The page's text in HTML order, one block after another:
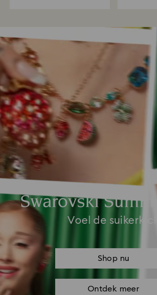
Swarovski
Voel de suikerkick
Shop nu
Ontdek meer